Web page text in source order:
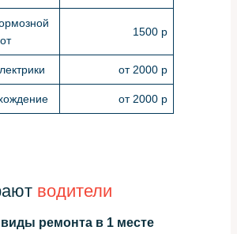
1500 р
от 2000 р
от 2000 р
водители
виды ремонта в 1 месте